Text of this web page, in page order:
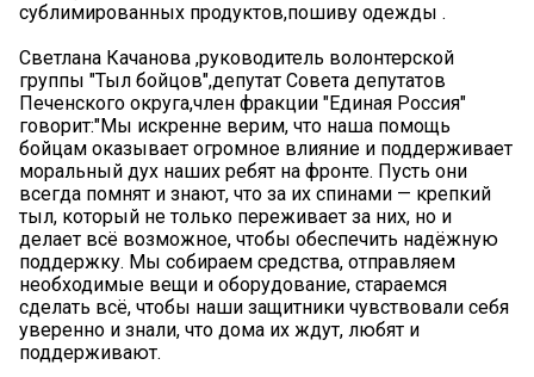
сублимированных продуктов,пошиву одежды .
Светлана Качанова ,руководитель волонтерской
группы "Тыл бойцов",депутат Совета депутатов
Печенского округа,член фракции "Единая Россия"
говорит:"Мы искренне верим, что наша помощь
бойцам оказывает огромное влияние и поддерживает
моральный дух наших ребят на фронте. Пусть они
всегда помнят и знают, что за их спинами — крепкий
тыл, который не только переживает за них, но и
делает всё возможное, чтобы обеспечить надёжную
поддержку. Мы собираем средства, отправляем
необходимые вещи и оборудование, стараемся
сделать всё, чтобы наши защитники чувствовали себя
уверенно и знали, что дома их ждут, любят и
поддерживают.